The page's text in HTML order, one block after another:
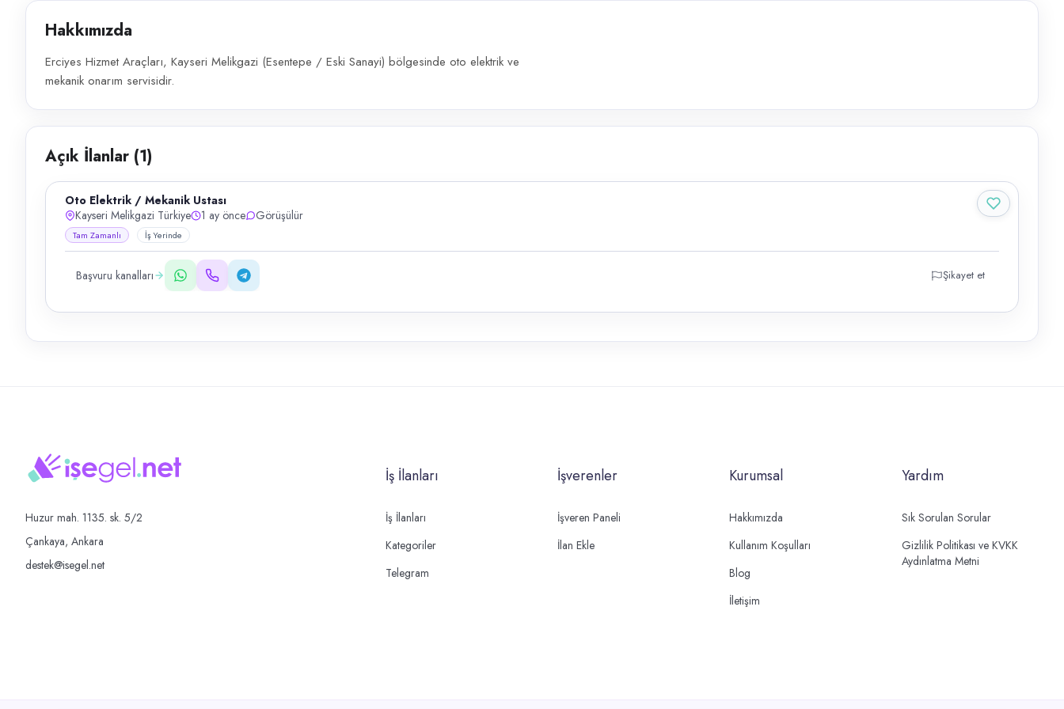
Hakkımızda
Erciyes Hizmet Araçları, Kayseri Melikgazi (Esentepe / Eski Sanayi) bölgesinde oto elektrik ve
mekanik onarım servisidir.
Açık İlanlar (1)
Oto Elektrik / Mekanik Ustası
Kayseri Melikgazi Türkiye
1 ay önce Görüşülür
Tam Zamanlı İş Yerinde
Başvuru kanalları Şikayet et
Huzur mah. 1135. sk. 5/2
Çankaya, Ankara
destek@isegel.net
İş İlanları
İş İlanları
Kategoriler
Telegram
İşverenler
İşveren Paneli
İlan Ekle
Kurumsal
Hakkımızda
Kullanım Koşulları
Blog
İletişim
Yardım
Sık Sorulan Sorular
Gizlilik Politikası ve KVKK
Aydınlatma Metni